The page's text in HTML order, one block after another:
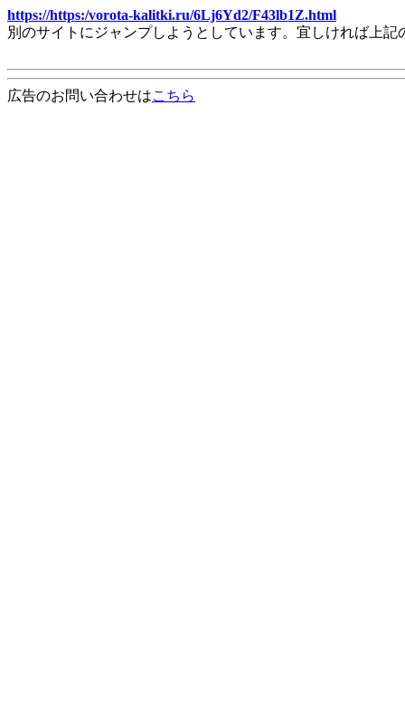
https://https:/vorota-kalitki.ru/6Lj6Yd2/F43lb1Z.html
別のサイトにジャンプしようとしています。宜しければ上
広告のお問い合わせはこちら